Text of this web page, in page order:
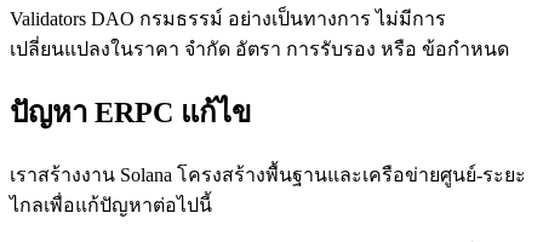
Validators DAO กรมธรรม์ อย่างเป็นทางการ ไม่มีการ
เปลี่ยนแปลงในราคา จํากัด อัตรา การรับรอง หรือ ข้อกําหนด
ปัญหา ERPC แก้ไข
เราสร้างงาน Solana โครงสร้างพื้นฐานและเครือข่ายศูนย์-ระยะ
ไกลเพื่อแก้ปัญหาต่อไปนี้